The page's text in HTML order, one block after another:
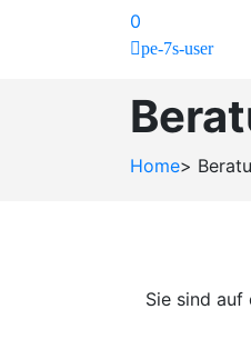
0
pe-7s-user
Home>
Sie sind auf